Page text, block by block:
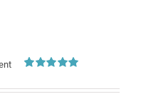
sur 5 basé sur